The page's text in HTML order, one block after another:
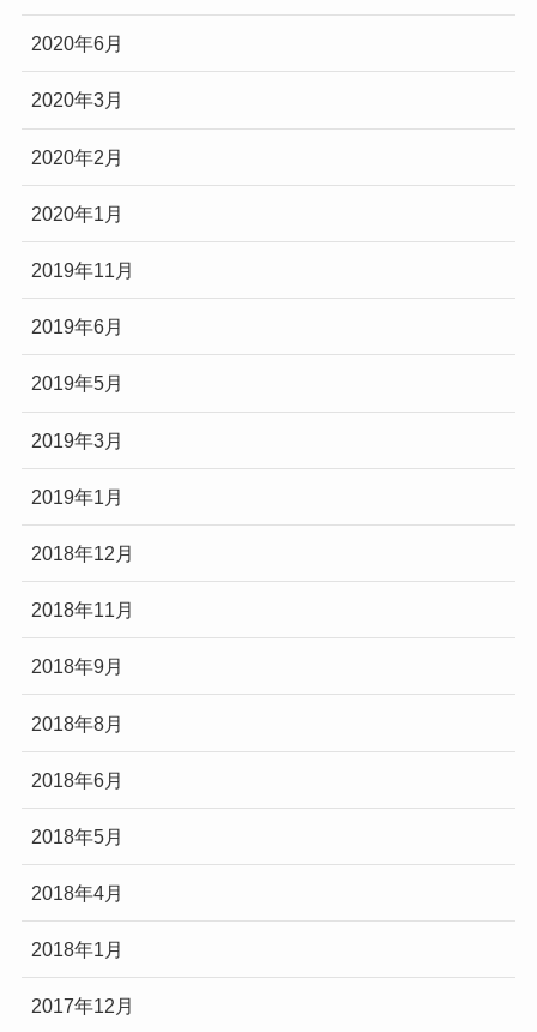
2020年6月
2020年3月
2020年2月
2020年1月
2019年11月
2019年6月
2019年5月
2019年3月
2019年1月
2018年12月
2018年11月
2018年9月
2018年8月
2018年6月
2018年5月
2018年4月
2018年1月
2017年12月